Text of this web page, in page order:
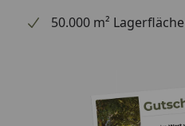
50.000 m² Lagerfläche